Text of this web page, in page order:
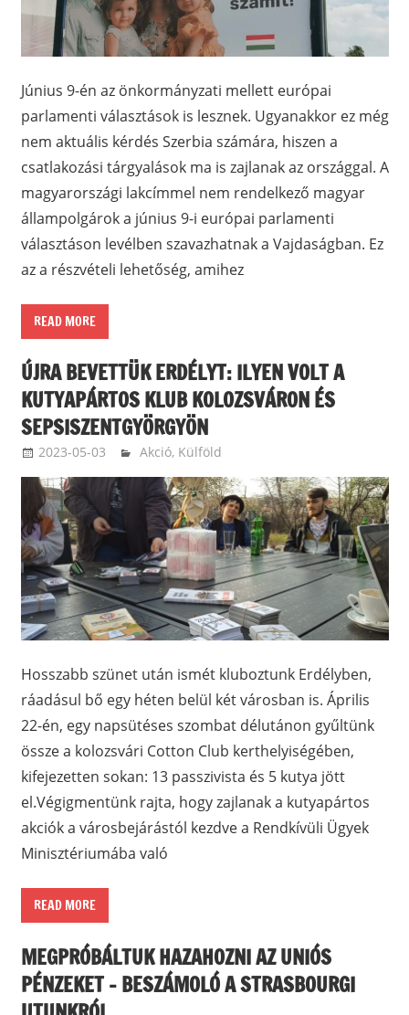
Június 9-én az önkormányzati mellett európai
parlamenti választások is lesznek. Ugyanakkor ez még
nem aktuális kérdés Szerbia számára, hiszen a
csatlakozási tárgyalások ma is zajlanak az országgal. A
magyarországi lakcímmel nem rendelkező magyar
állampolgárok a június 9-i európai parlamenti
választáson levélben szavazhatnak a Vajdaságban. Ez
az a részvételi lehetőség, amihez
READ MORE
ÚJRA BEVETTÜK ERDÉLYT: ILYEN VOLT A
KUTYAPÁRTOS KLUB KOLOZSVÁRON ÉS
SEPSISZENTGYÖRGYÖN
2023-05-03 langdavid
Akció, Külföld
Hosszabb szünet után ismét kluboztunk Erdélyben,
ráadásul bő egy héten belül két városban is. Április
22-én, egy napsütéses szombat délutánon gyűltünk
össze a kolozsvári Cotton Club kerthelyiségében,
kifejezetten sokan: 13 passzivista és 5 kutya jött
el.Végigmentünk rajta, hogy zajlanak a kutyapártos
akciók a városbejárástól kezdve a Rendkívüli Ügyek
Minisztériumába való
READ MORE
MEGPRÓBÁLTUK HAZAHOZNI AZ UNIÓS
PÉNZEKET – BESZÁMOLÓ A STRASBOURGI